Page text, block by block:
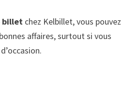
billet chez Kelbillet, vous pouvez
affaires, surtout si vous